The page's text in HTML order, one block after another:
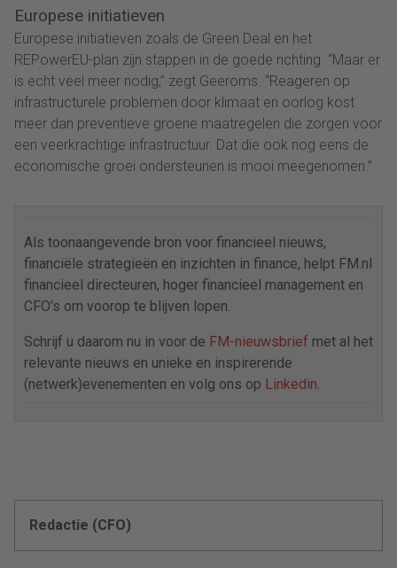
Europese initiatieven
Europese initiatieven zoals de Green Deal en het
REPowerEU-plan zijn stappen in de goede richting. “Maar er
is echt veel meer nodig,” zegt Geeroms. “Reageren op
infrastructurele problemen door klimaat en oorlog kost
meer dan preventieve groene maatregelen die zorgen voor
een veerkrachtige infrastructuur. Dat die ook nog eens de
economische groei ondersteunen is mooi meegenomen.”
Als toonaangevende bron voor financieel nieuws,
financiële strategieën en inzichten in finance, helpt FM.nl
financieel directeuren, hoger financieel management en
CFO’s om voorop te blijven lopen.
Schrijf u daarom nu in voor de FM-nieuwsbrief met al het
relevante nieuws en unieke en inspirerende
(netwerk)evenementen en volg ons op Linkedin.
Redactie (CFO)